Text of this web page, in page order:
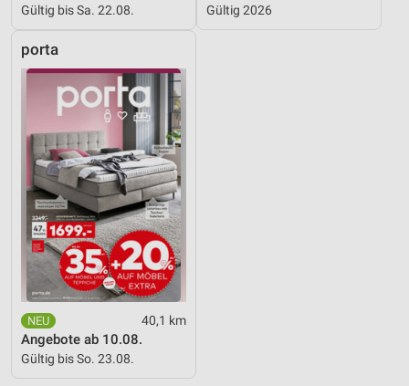
Gültig bis Sa. 22.08. Gültig 2026
porta
40,1 km
Angebote ab 10.08.
Gültig bis So. 23.08.